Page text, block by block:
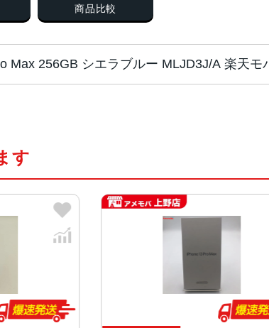
商品比較
Max 256GB シエラブルー MLJD3J/A 楽天モ
グラファイト、ゴールド、シルバー、
128GB、256GB、512GB、1TB
160.8×78.1×7.65mm ・238g
6.7インチ（対角）オールスクリーン
す